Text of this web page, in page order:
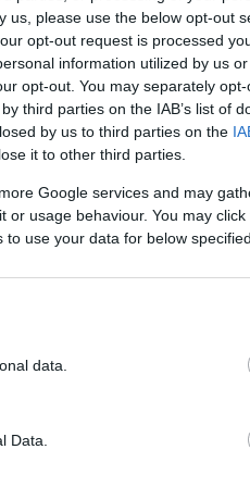
us, please use the below opt-out
opt-out request is processed
information utilized by us
opt-out. You may separately
third parties on the IAB’s list of
by us to third parties on the
it to other third parties.
Google services and may
or usage behaviour. You may
use your data for below
data.
Data.
την